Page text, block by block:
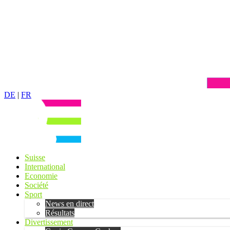
DE | FR
Suisse
International
Economie
Société
Sport
News en direct
Résultats
Divertissement